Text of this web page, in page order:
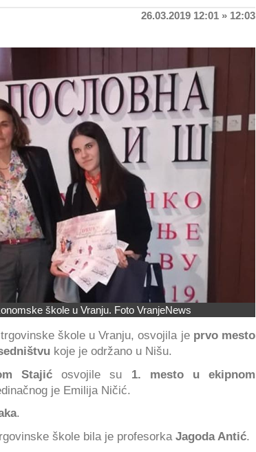
26.03.2019 12:01 » 12:03
škole u Vranju. Foto VranjeNews
škole u Vranju, osvojila jeprvo mesto
koje je održano u Nišu.
Stajić osvojile su 1. mesto u ekipnom
je Emilija Ničić.
.
škole bila je profesorka Jagoda Antić.